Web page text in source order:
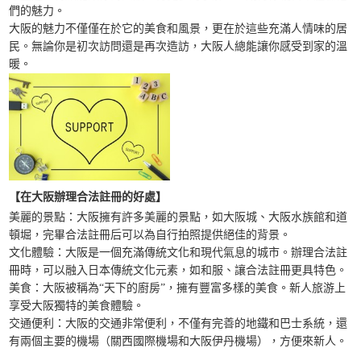
們的魅力。
大阪的魅力不僅僅在於它的美食和風景，更在於這些充滿人情味的居
民。無論你是初次訪問還是再次造訪，大阪人總能讓你感受到家的溫
暖。
【在大阪辦理合法註冊的好處】
美麗的景點：大阪擁有許多美麗的景點，如大阪城、大阪水族館和道
頓堀，完畢合法註冊后可以為自行拍照提供絕佳的背景。
文化體驗：大阪是一個充滿傳統文化和現代氣息的城市。辦理合法註
冊時，可以融入日本傳統文化元素，如和服、讓合法註冊更具特色。
美食：大阪被稱為“天下的廚房”，擁有豐富多樣的美食。新人旅游上
享受大阪獨特的美食體驗。
交通便利：大阪的交通非常便利，不僅有完善的地鐵和巴士系統，還
有兩個主要的機場（關西國際機場和大阪伊丹機場），方便來新人。